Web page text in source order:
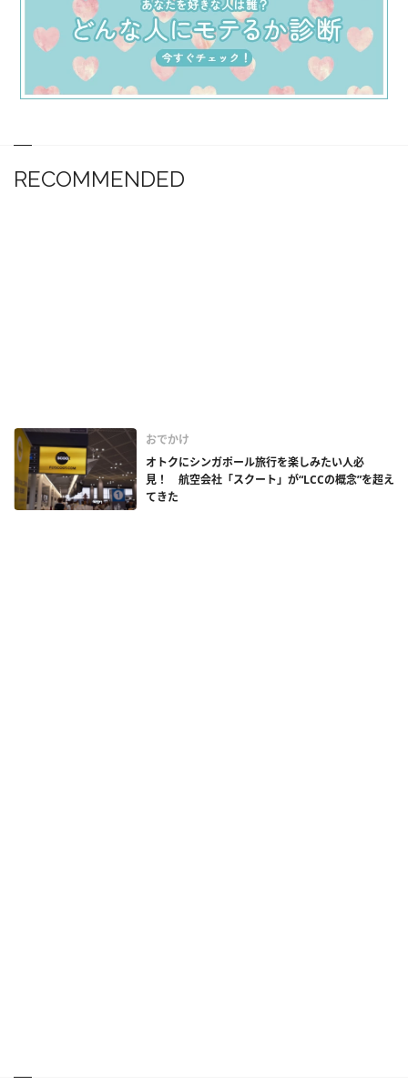
RECOMMENDED
おでかけ
オトクにシンガポール旅行を楽しみたい人必
見！ 航空会社「スクート」が“LCCの概念”を超え
てきた